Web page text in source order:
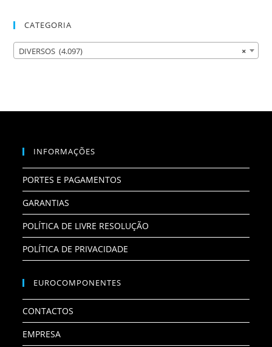
CATEGORIA
×
DIVERSOS (4.097)
INFORMAÇÕES
PORTES E PAGAMENTOS
GARANTIAS
POLÍTICA DE LIVRE RESOLUÇÃO
POLÍTICA DE PRIVACIDADE
EUROCOMPONENTES
CONTACTOS
EMPRESA